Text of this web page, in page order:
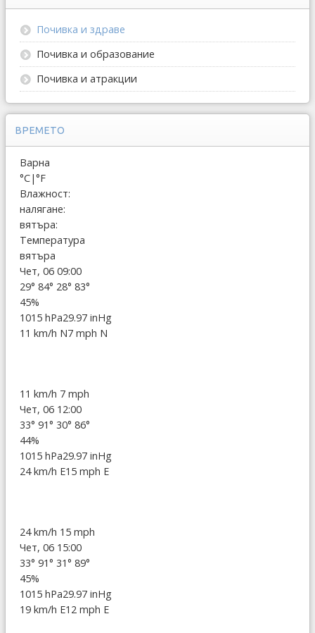
Почивка и здраве
Почивка и образование
Почивка и атракции
ВРЕМЕТО
Варна
°C|°F
Влажност:
налягане:
вятъра:
Температура
вятъра
Чет, 06 09:00
29° 84° 28° 83°
45%
1015 hPa29.97 inHg
11 km/h N7 mph N
11 km/h 7 mph
Чет, 06 12:00
33° 91° 30° 86°
44%
1015 hPa29.97 inHg
24 km/h E15 mph E
24 km/h 15 mph
Чет, 06 15:00
33° 91° 31° 89°
45%
1015 hPa29.97 inHg
19 km/h E12 mph E